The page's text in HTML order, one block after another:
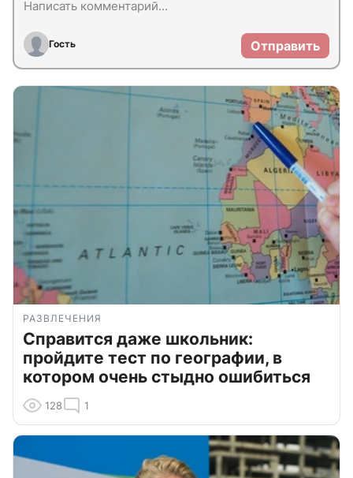
Гость Отправить
РАЗВЛЕЧЕНИЯ
Справится даже школьник:
пройдите тест по географии, в
котором очень стыдно ошибиться
128 1